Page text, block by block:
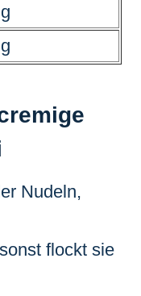
Nudeln,
flockt sie